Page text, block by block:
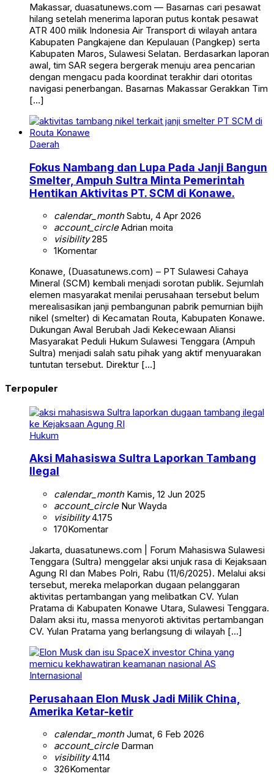
Makassar, duasatunews.com — Basarnas cari pesawat
hilang setelah menerima laporan putus kontak pesawat
ATR 400 milik Indonesia Air Transport di wilayah antara
Kabupaten Pangkajene dan Kepulauan (Pangkep) serta
Kabupaten Maros, Sulawesi Selatan. Berdasarkan laporan
awal, tim SAR segera bergerak menuju area pencarian
dengan mengacu pada koordinat terakhir dari otoritas
navigasi penerbangan. Basarnas Makassar Gerakkan Tim
[…]
Daerah
Fokus Nambang dan Lupa Pada Janji Bangun
Smelter, Ampuh Sultra Minta Pemerintah
Hentikan Aktivitas PT. SCM di Konawe.
calendar_monthSabtu, 4 Apr 2026
account_circleAdrian moita
visibility285
1Komentar
Konawe, (Duasatunews.com) – PT Sulawesi Cahaya
Mineral (SCM) kembali menjadi sorotan publik. Sejumlah
elemen masyarakat menilai perusahaan tersebut belum
merealisasikan janji pembangunan pabrik pemurnian bijih
nikel (smelter) di Kecamatan Routa, Kabupaten Konawe.
Dukungan Awal Berubah Jadi Kekecewaan Aliansi
Masyarakat Peduli Hukum Sulawesi Tenggara (Ampuh
Sultra) menjadi salah satu pihak yang aktif menyuarakan
tuntutan tersebut. Direktur […]
Terpopuler
Hukum
Aksi Mahasiswa Sultra Laporkan Tambang
Ilegal
calendar_monthKamis, 12 Jun 2025
account_circleNur Wayda
visibility4.175
170Komentar
Jakarta, duasatunews.com | Forum Mahasiswa Sulawesi
Tenggara (Sultra) menggelar aksi unjuk rasa di Kejaksaan
Agung RI dan Mabes Polri, Rabu (11/6/2025). Melalui aksi
tersebut, mereka melaporkan dugaan pelanggaran
aktivitas pertambangan yang melibatkan CV. Yulan
Pratama di Kabupaten Konawe Utara, Sulawesi Tenggara.
Dalam aksi itu, massa menyoroti aktivitas pertambangan
CV. Yulan Pratama yang berlangsung di wilayah […]
Internasional
Perusahaan Elon Musk Jadi Milik China,
Amerika Ketar-ketir
calendar_monthJumat, 6 Feb 2026
account_circleDarman
visibility4.114
326Komentar